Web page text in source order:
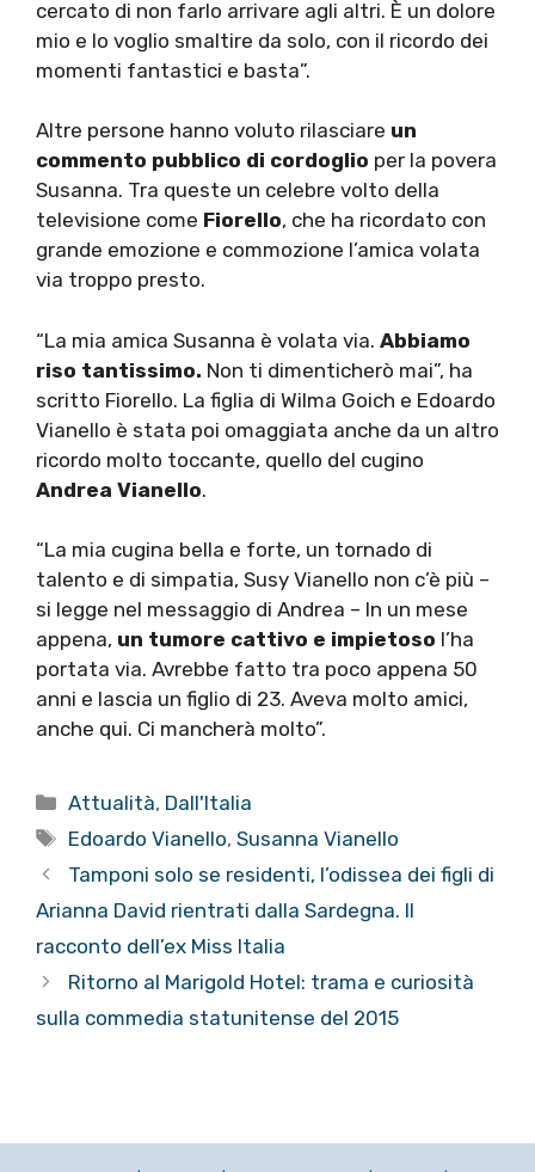
cercato di non farlo arrivare agli altri. È un dolore
mio e lo voglio smaltire da solo, con il ricordo dei
momenti fantastici e basta”.
Altre persone hanno voluto rilasciare un
commento pubblico di cordoglio per la povera
Susanna. Tra queste un celebre volto della
televisione come Fiorello, che ha ricordato con
grande emozione e commozione l’amica volata
via troppo presto.
“La mia amica Susanna è volata via. Abbiamo
riso tantissimo. Non ti dimenticherò mai”, ha
scritto Fiorello. La figlia di Wilma Goich e Edoardo
Vianello è stata poi omaggiata anche da un altro
ricordo molto toccante, quello del cugino
Andrea Vianello.
“La mia cugina bella e forte, un tornado di
talento e di simpatia, Susy Vianello non c’è più –
si legge nel messaggio di Andrea – In un mese
appena, un tumore cattivo e impietoso l’ha
portata via. Avrebbe fatto tra poco appena 50
anni e lascia un figlio di 23. Aveva molto amici,
anche qui. Ci mancherà molto”.
Categorie
Attualità, Dall'Italia
Tag
Edoardo Vianello,Susanna Vianello
Tamponi solo se residenti, l’odissea dei figli di
Arianna David rientrati dalla Sardegna. Il
racconto dell’ex Miss Italia
Ritorno al Marigold Hotel: trama e curiosità
sulla commedia statunitense del 2015